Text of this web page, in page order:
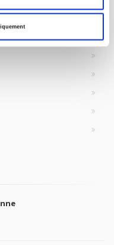
continuer